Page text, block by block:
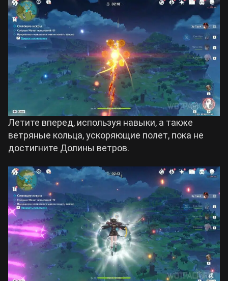
Летите вперед, используя навыки, а также
ветряные кольца, ускоряющие полет, пока не
достигните Долины ветров.